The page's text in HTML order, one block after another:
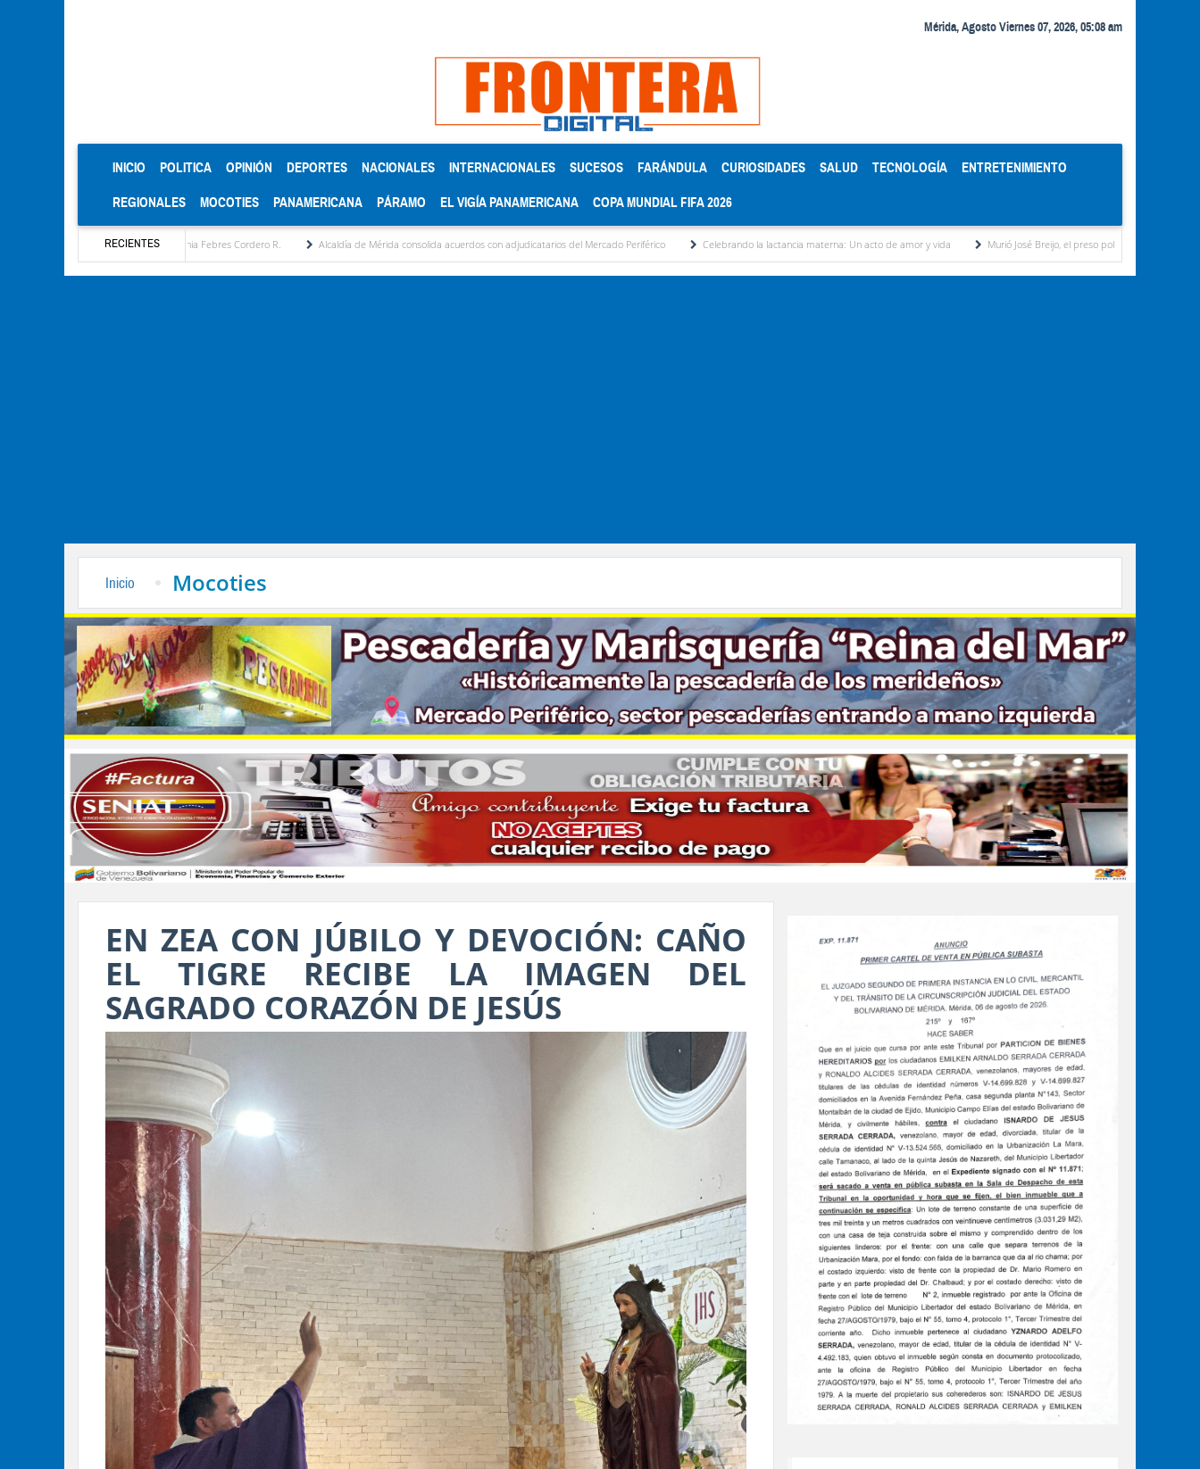
Mérida, Agosto Viernes 07, 2026, 05:08 am
INICIO (CURRENT)
POLITICA OPINIÓN DEPORTES NACIONALES INTERNACIONALES SUCESOS FARÁNDULA CURIOSIDADES SALUD TECNOLOGÍA ENTRETENIMIENTO
REGIONALES MOCOTIES PANAMERICANA PÁRAMO EL VIGÍA PANAMERICANA COPA MUNDIAL FIFA 2026
RECIENTES
por María Eugenia Febres Cordero R. Alcaldía de Mérida consolida acuerdos con adjudicatarios del Mercado Periférico Celebrando la lactancia materna: Un acto de amor y vida Murió José Breijo, el preso político uruguayo-venezolano bajo arresto
Inicio Mocoties
EN ZEA CON JÚBILO Y DEVOCIÓN: CAÑO
EL TIGRE RECIBE LA IMAGEN DEL
SAGRADO CORAZÓN DE JESÚS